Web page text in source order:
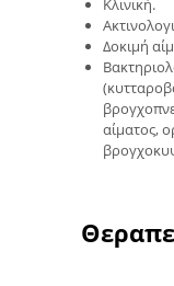
Κλινική.
Δοκιμή
αίματος,